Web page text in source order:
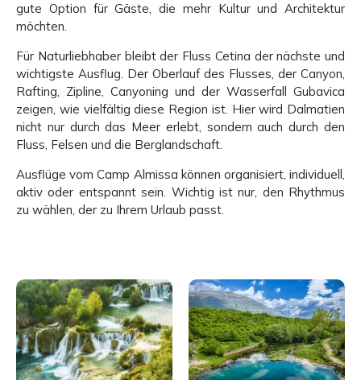
gute Option für Gäste, die mehr Kultur und Architektur
möchten.
Für Naturliebhaber bleibt der Fluss Cetina der nächste und
wichtigste Ausflug. Der Oberlauf des Flusses, der Canyon,
Rafting, Zipline, Canyoning und der Wasserfall Gubavica
zeigen, wie vielfältig diese Region ist. Hier wird Dalmatien
nicht nur durch das Meer erlebt, sondern auch durch den
Fluss, Felsen und die Berglandschaft.
Ausflüge vom Camp Almissa können organisiert, individuell,
aktiv oder entspannt sein. Wichtig ist nur, den Rhythmus
zu wählen, der zu Ihrem Urlaub passt.